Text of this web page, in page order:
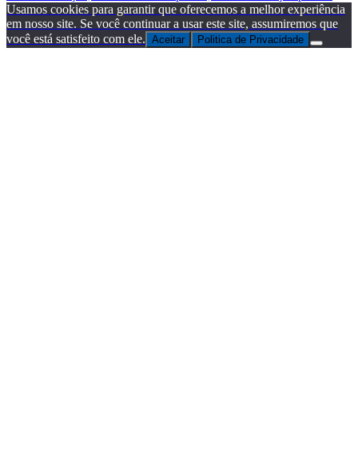
Usamos cookies para garantir que oferecemos a melhor experiência
em nosso site. Se você continuar a usar este site, assumiremos que
você está satisfeito com ele. Aceitar Politica de Privacidade